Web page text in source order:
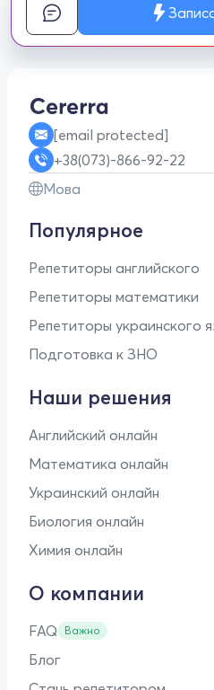
[email protected]
+38(073)-866-92-22
Мова
Популярное
Репетиторы английского
Репетиторы математики
Репетиторы украинского
Подготовка к ЗНО
Наши решения
Английский онлайн
Математика онлайн
Украинский онлайн
Биология онлайн
Химия онлайн
О компании
FAQ Важно
Блог